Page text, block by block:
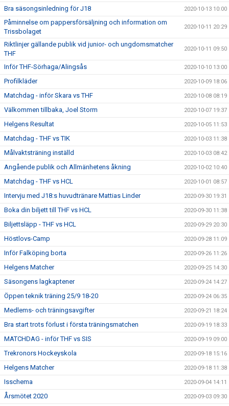
Bra säsongsinledning för J18 2020-10-13 10:00
Påminnelse om pappersförsäljning och information om
Trissbolaget
2020-10-11 20:29
Riktlinjer gällande publik vid junior- och ungdomsmatcher
THF
2020-10-11 09:50
Inför THF-Sörhaga/Alingsås 2020-10-10 13:00
Profilkläder 2020-10-09 18:06
Matchdag - inför Skara vs THF 2020-10-08 08:19
Välkommen tillbaka, Joel Storm 2020-10-07 19:37
Helgens Resultat 2020-10-05 11:53
Matchdag - THF vs TIK 2020-10-03 11:38
Målvaktsträning inställd 2020-10-03 08:42
Angående publik och Allmänhetens åkning 2020-10-02 10:40
Matchdag - THF vs HCL 2020-10-01 08:57
Intervju med J18:s huvudtränare Mattias Linder 2020-09-30 19:31
Boka din biljett till THF vs HCL 2020-09-30 11:38
Biljettsläpp - THF vs HCL 2020-09-29 20:30
Höstlovs-Camp 2020-09-28 11:09
Inför Falköping borta 2020-09-26 11:26
Helgens Matcher 2020-09-25 14:30
Säsongens lagkaptener 2020-09-24 14:27
Öppen teknik träning 25/9 18-20 2020-09-24 06:35
Medlems- och träningsavgifter 2020-09-21 18:24
Bra start trots förlust i första träningsmatchen 2020-09-19 18:33
MATCHDAG - inför THF vs SIS 2020-09-19 09:00
Trekronors Hockeyskola 2020-09-18 15:16
Helgens Matcher 2020-09-18 11:38
Isschema 2020-09-04 14:11
Årsmötet 2020 2020-09-03 09:30